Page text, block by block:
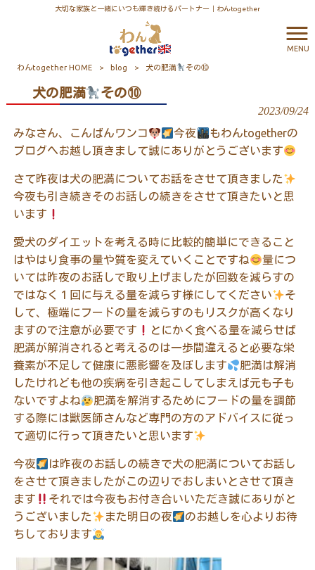
大切な家族と一緒にいつも輝き続けるパートナー｜わんtogether
MENU
わんtogether HOME > blog > 犬の肥満 その⑩
犬の肥満 その⑩
2023/09/24
みなさん、こんばんワンコ 今夜 もわんtogetherの
ブログへお越し頂きまして誠にありがとうございます
さて昨夜は犬の肥満についてお話をさせて頂きました
今夜も引き続きそのお話しの続きをさせて頂きたいと思
います
愛犬のダイエットを考える時に比較的簡単にできること
はやはり食事の量や質を変えていくことですね
量につ
いては昨夜のお話しで取り上げましたが回数を減らすの
ではなく１回に与える量を減らす様にしてください
そ
して、極端にフードの量を減らすのもリスクが高くなり
ますので注意が必要です
とにかく食べる量を減らせば
肥満が解消されると考えるのは一歩間違えると必要な栄
養素が不足して健康に悪影響を及ぼします
肥満は解消
したけれども他の疾病を引き起こしてしまえば元も子も
ないですよね
肥満を解消するためにフードの量を調節
する際には獣医師さんなど専門の方のアドバイスに従っ
て適切に行って頂きたいと思います
今夜
は昨夜のお話しの続きで犬の肥満についてお話し
をさせて頂きましたがこの辺りでおしまいとさせて頂き
ます
それでは今夜もお付き合いいただき誠にありがと
うございました
また明日の夜
のお越しを心よりお待
ちしております